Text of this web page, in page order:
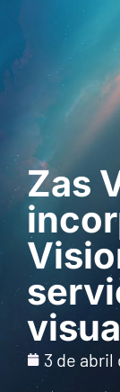
Zas
3 de abril